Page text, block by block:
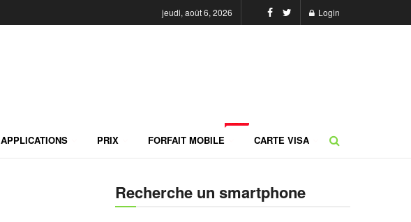
jeudi, août 6, 2026 Login
APPLICATIONS PRIX FORFAIT MOBILE CARTE VISA
Recherche un smartphone